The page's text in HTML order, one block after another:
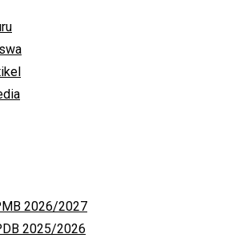
2026/2027
2025/2026